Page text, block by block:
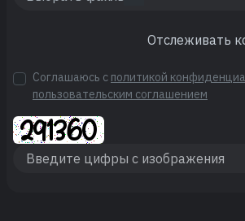
Отслеживать
Соглашаюсь с политикой
пользовательским соглашением